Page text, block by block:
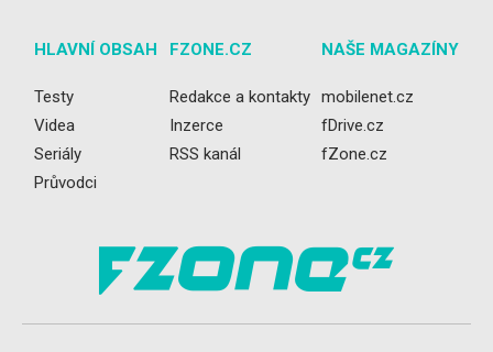
HLAVNÍ OBSAH
Testy
Videa
Seriály
Průvodci
FZONE.CZ
Redakce a kontakty
Inzerce
RSS kanál
NAŠE MAGAZÍNY
mobilenet.cz
fDrive.cz
fZone.cz